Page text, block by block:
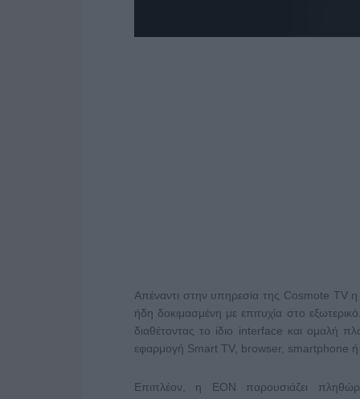
Απέναντι στην υπηρεσία της Cosmote TV
ήδη δοκιμασμένη με επιτυχία στο
διαθέτοντας το ίδιο interface και ομαλή
εφαρμογή Smart TV, browser, smartphone ή
Επιπλέον, η EON παρουσιάζει